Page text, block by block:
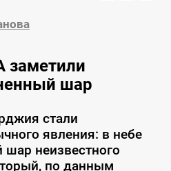
заметили
шар
стали
явления: в небе
неизвестного
по данным